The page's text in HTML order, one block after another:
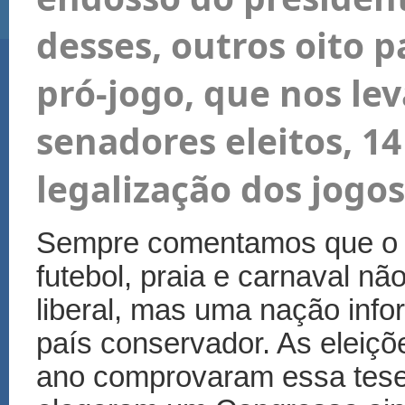
desses, outros oito
pró-jogo, que nos
senadores eleitos,
legalização dos jogos
Sempre comentamos que
futebol, praia e carnaval
liberal, mas uma nação
país conservador. As
ano comprovaram essa